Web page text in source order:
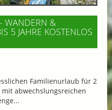
WANDERN &
5 JAHRE KOSTENLOS
Familienurlaub für 2
abwechslungsreichen